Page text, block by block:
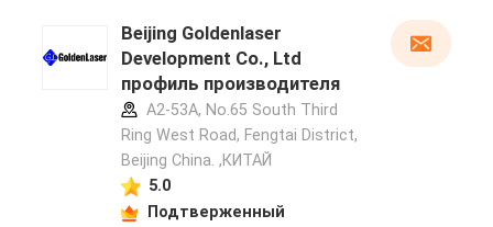
Beijing Goldenlaser
Development Co., Ltd
профиль производителя
A2-53A, No.65 South Third
Ring West Road, Fengtai District,
Beijing China. ,КИТАЙ
5.0
Подтверженный